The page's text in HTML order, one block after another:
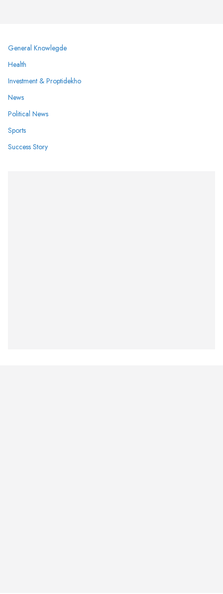
General Knowlegde
Health
Investment & Proptidekho
News
Political News
Sports
Success Story